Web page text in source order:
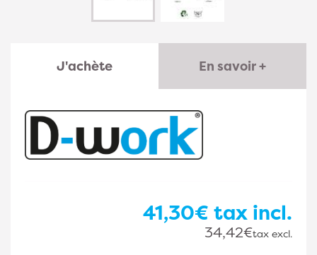
J'achète En savoir +
41,30€ tax incl.
34,42€tax excl.